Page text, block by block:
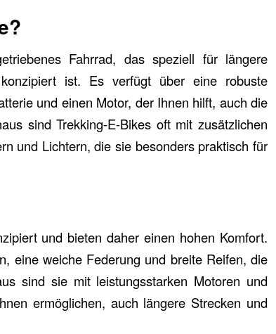
Fahrrad, das speziell für längere
ist. Es verfügt über eine robuste
und einen Motor, der Ihnen hilft, auch die
sind Trekking-E-Bikes oft mit zusätzlichen
und Lichtern, die sie besonders praktisch für
und bieten daher einen hohen Komfort.
eine weiche Federung und breite Reifen, die
sind sie mit leistungsstarken Motoren und
ermöglichen, auch längere Strecken und